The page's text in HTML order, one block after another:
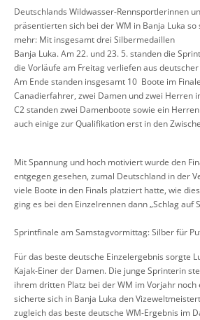
Deutschlands Wildwasser-Rennsportlerinnen
präsentierten sich bei der WM in Banja Luka
mehr: Mit insgesamt drei Silbermedaillen
Banja Luka. Am 22. und 23. 5. standen die
die Vorläufe am Freitag verliefen aus
Am Ende standen insgesamt 10 Boote im
Canadierfahrer, zwei Damen und zwei Herren
C2 standen zwei Damenboote sowie ein
auch einige zur Qualifikation erst in den
Mit Spannung und hoch motiviert wurde den
entgegen gesehen, zumal Deutschland in der
viele Boote in den Finals platziert hatte, wie
ging es bei den Einzelrennen dann „Schlag auf
Sprintfinale am Samstagvormittag: Silber für
Für das beste deutsche Einzelergebnis sorgte
Kajak-Einer der Damen. Die junge Sprinterin
ihrem dritten Platz bei der WM im Vorjahr
sicherte sich in Banja Luka den
zugleich das beste deutsche WM-Ergebnis im